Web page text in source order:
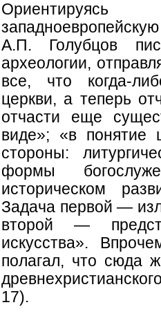
А.П. Голубцов
археологии,
все, что когда-
церкви, а теперь
отчасти еще
виде»; «в понятие
стороны:
формы
историческом
Задача первой —
второй —
искусства».
полагал, что сюда
17).